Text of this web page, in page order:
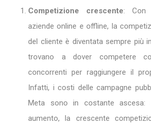
Competizione crescente: Con
aziende online e offline, la
del cliente è diventata sempre più
trovano a dover competere
concorrenti per raggiungere il
Infatti, i costi delle campagne
Meta sono in costante
aumento, la crescente